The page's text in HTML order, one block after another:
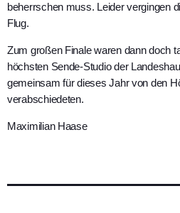
beherrschen muss. Leider vergingen
Flug.
Zum großen Finale waren dann doch
höchsten Sende-Studio der
gemeinsam für dieses Jahr von den
verabschiedeten.
Maximilian Haase